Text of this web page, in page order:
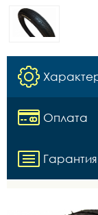
Оплата
Гарантия